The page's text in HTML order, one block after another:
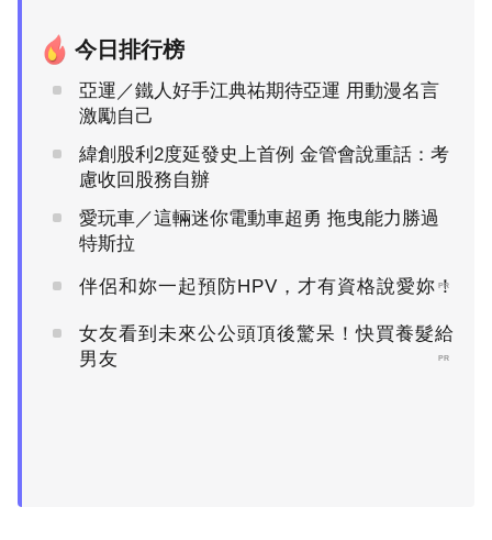
今日排行榜
亞運／鐵人好手江典祐期待亞運 用動漫名言
激勵自己
緯創股利2度延發史上首例 金管會說重話：考
慮收回股務自辦
愛玩車／這輛迷你電動車超勇 拖曳能力勝過
特斯拉
伴侶和妳一起預防HPV，才有資格說愛妳！
PR
女友看到未來公公頭頂後驚呆！快買養髮給
男友
PR